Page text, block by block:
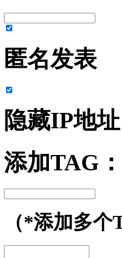
匿名发表
隐藏IP地址
添加TAG：
（*添加多